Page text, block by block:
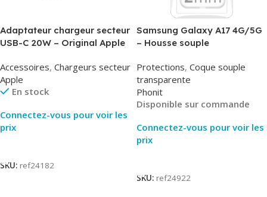
Adaptateur chargeur secteur
USB-C 20W – Original Apple
Accessoires, Chargeurs secteur
Apple
En stock
Connectez-vous pour voir les
prix
SKU: ref24182
Samsung Galaxy A17 4G/5G
– Housse souple
Protections, Coque souple
transparente
Phonit
Disponible sur commande
Connectez-vous pour voir les
prix
SKU: ref24922